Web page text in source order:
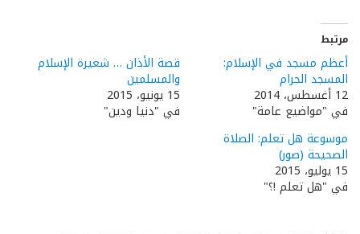
مرتبط
أعظم مسجد في الإسلام:
المسجد الحرام
12 أغسطس، 2014
في "مواضيع عامة"
قصة الأذان … شعيرة الإسلام
والمسلمين
15 يونيو، 2015
في "دنيا ودين"
موسوعة هل تعلم: الصلاة
الصحيحة (صور)
15 يوليو، 2015
في "هل تعلم !؟"